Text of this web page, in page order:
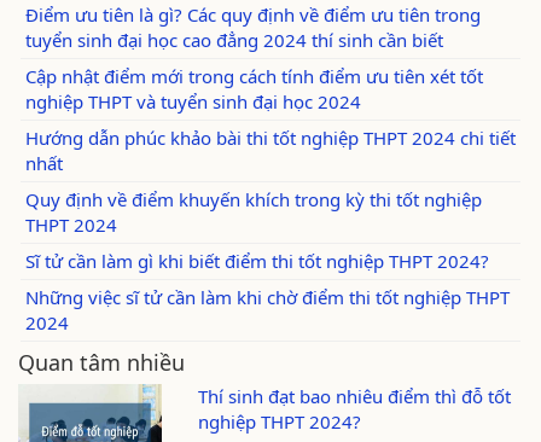
Điểm ưu tiên là gì? Các quy định về điểm ưu tiên trong
tuyển sinh đại học cao đẳng 2024 thí sinh cần biết
Cập nhật điểm mới trong cách tính điểm ưu tiên xét tốt
nghiệp THPT và tuyển sinh đại học 2024
Hướng dẫn phúc khảo bài thi tốt nghiệp THPT 2024 chi tiết
nhất
Quy định về điểm khuyến khích trong kỳ thi tốt nghiệp
THPT 2024
Sĩ tử cần làm gì khi biết điểm thi tốt nghiệp THPT 2024?
Những việc sĩ tử cần làm khi chờ điểm thi tốt nghiệp THPT
2024
Quan tâm nhiều
Thí sinh đạt bao nhiêu điểm thì đỗ tốt
nghiệp THPT 2024?